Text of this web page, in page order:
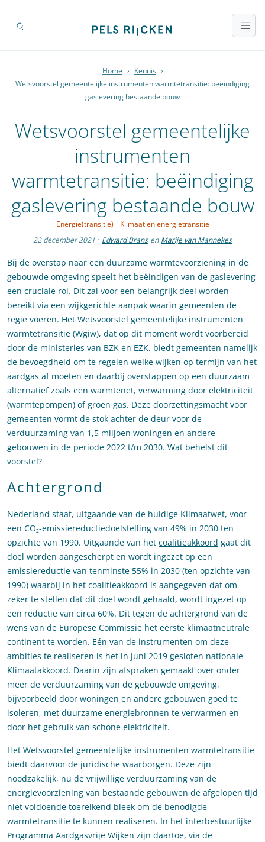
Home › Kennis ›
Wetsvoorstel gemeentelijke instrumenten warmtetransitie: beëindiging
gaslevering bestaande bouw
Wetsvoorstel gemeentelijke
instrumenten
warmtetransitie: beëindiging
gaslevering bestaande bouw
Energie(transitie) · Klimaat en energietransitie
22 december 2021 · Edward Brans en Marije van Mannekes
Bij de overstap naar een duurzame warmtevoorziening in de
gebouwde omgeving speelt het beëindigen van de gaslevering
een cruciale rol. Dit zal voor een belangrijk deel worden
bereikt via een wijkgerichte aanpak waarin gemeenten de
regie voeren. Het Wetsvoorstel gemeentelijke instrumenten
warmtetransitie (Wgiw), dat op dit moment wordt voorbereid
door de ministeries van BZK en EZK, biedt gemeenten namelijk
de bevoegdheid om te regelen welke wijken op termijn van het
aardgas af moeten en daarbij overstappen op een duurzaam
alternatief zoals een warmtenet, verwarming door elektriciteit
(warmtepompen) of groen gas. Deze doorzettingsmacht voor
gemeenten vormt de stok achter de deur voor de
verduurzaming van 1,5 miljoen woningen en andere
gebouwen in de periode 2022 t/m 2030. Wat behelst dit
voorstel?
Achtergrond
Nederland staat, uitgaande van de huidige Klimaatwet, voor
een CO₂-emissiereductiedoelstelling van 49% in 2030 ten
opzichte van 1990. Uitgaande van het coalitieakkoord gaat dit
doel worden aangescherpt en wordt ingezet op een
emissiereductie van tenminste 55% in 2030 (ten opzichte van
1990) waarbij in het coalitieakkoord is aangegeven dat om
zeker te stellen dat dit doel wordt gehaald, wordt ingezet op
een reductie van circa 60%. Dit tegen de achtergrond van de
wens van de Europese Commissie het eerste klimaatneutrale
continent te worden. Eén van de instrumenten om deze
ambities te realiseren is het in juni 2019 gesloten nationale
Klimaatakkoord. Daarin zijn afspraken gemaakt over onder
meer de verduurzaming van de gebouwde omgeving,
bijvoorbeeld door woningen en andere gebouwen goed te
isoleren, met duurzame energiebronnen te verwarmen en
door het gebruik van schone elektriciteit.
Het Wetsvoorstel gemeentelijke instrumenten warmtetransitie
biedt daarvoor de juridische waarborgen. Deze zijn
noodzakelijk, nu de vrijwillige verduurzaming van de
energievoorziening van bestaande gebouwen de afgelopen tijd
niet voldoende toereikend bleek om de benodigde
warmtetransitie te kunnen realiseren. In het interbestuurlijke
Programma Aardgasvrije Wijken zijn daartoe, via de